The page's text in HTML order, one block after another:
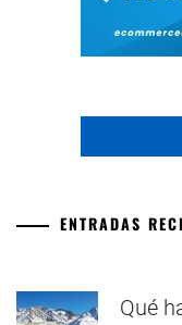
ENTRADAS
Qué